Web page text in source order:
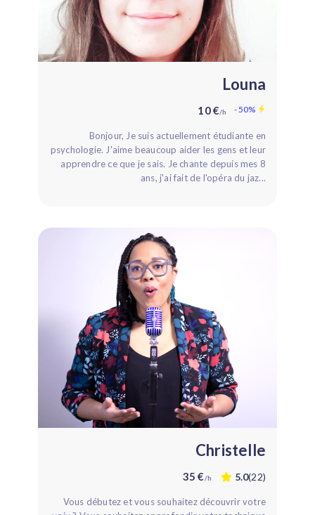
Louna
10 €/h - 50%
Bonjour, Je suis actuellement étudiante en
psychologie. J'aime beaucoup aider les gens et leur
apprendre ce que je sais. Je chante depuis mes 8
ans, j'ai fait de l'opéra du jaz...
Christelle
35 €/h 5.0(22)
Vous débutez et vous souhaitez découvrir votre